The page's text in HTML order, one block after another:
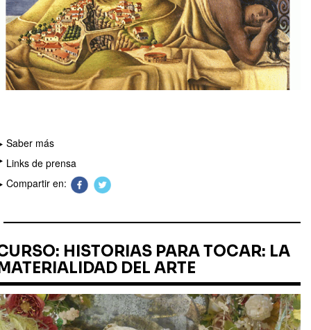
Saber más
Links de prensa
Compartir en:
HISTORIAS PARA TOCAR: LA
DEL ARTE